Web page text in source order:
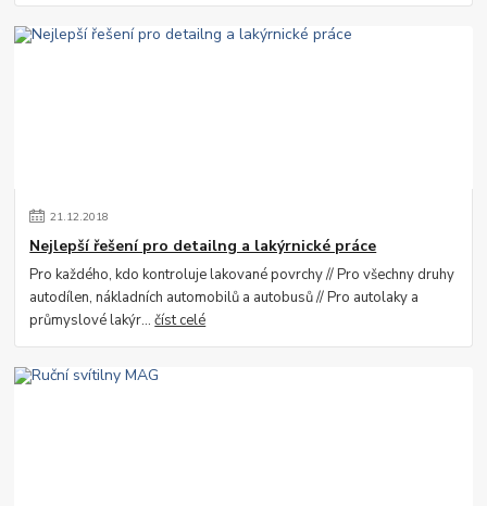
21.12.2018
Nejlepší řešení pro detailng a lakýrnické práce
Pro každého, kdo kontroluje lakované povrchy // Pro všechny druhy
autodílen, nákladních automobilů a autobusů // Pro autolaky a
průmyslové lakýr...číst celé